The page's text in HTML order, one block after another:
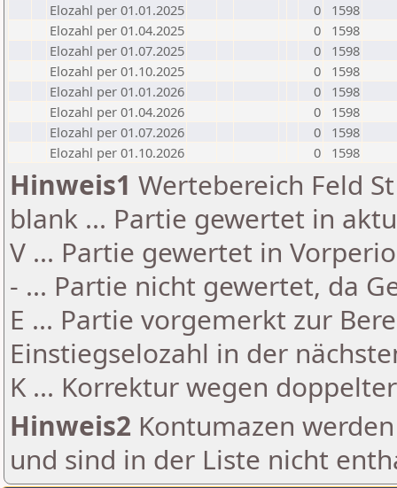
Elozahl per 01.01.2025
0
1598
Elozahl per 01.04.2025
0
1598
Elozahl per 01.07.2025
0
1598
Elozahl per 01.10.2025
0
1598
Elozahl per 01.01.2026
0
1598
Elozahl per 01.04.2026
0
1598
Elozahl per 01.07.2026
0
1598
Elozahl per 01.10.2026
0 1598
Hinweis1 Wertebereich Feld
blank ... Partie gewertet in
V ... Partie gewertet in
- ... Partie nicht gewertet, da
E ... Partie vorgemerkt zur
Einstiegselozahl in der
K ... Korrektur wegen
Hinweis2 Kontumazen
und sind in der Liste nicht